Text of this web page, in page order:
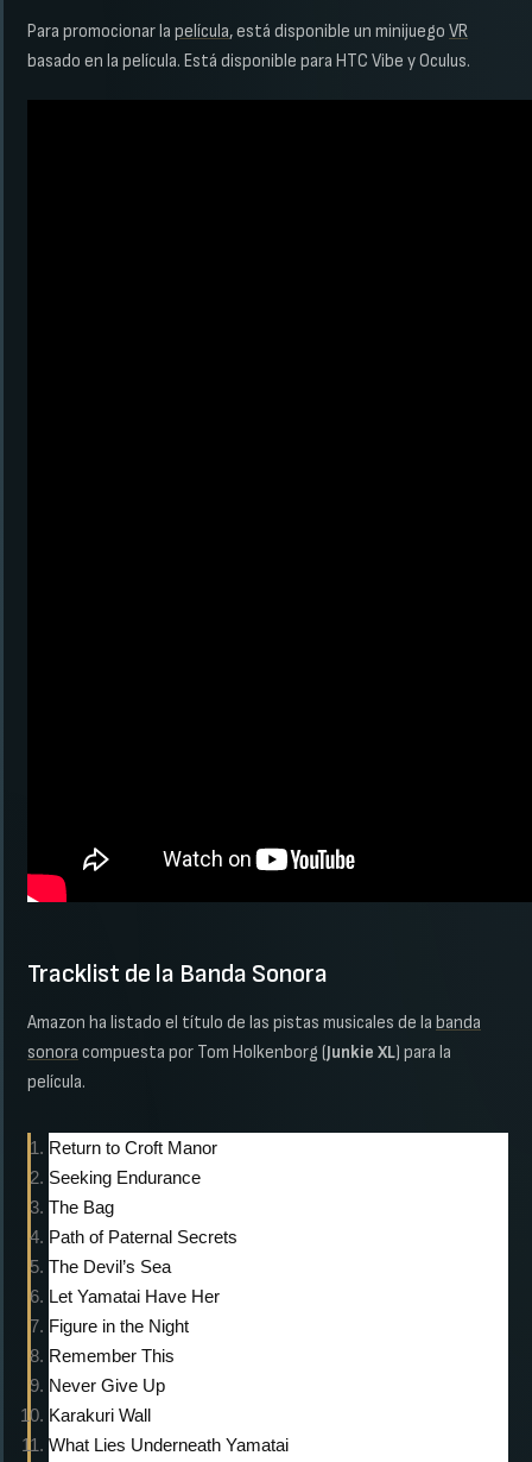
Para promocionar la película, está disponible un minijuego VR
basado en la película. Está disponible para HTC Vibe y Oculus.
Tracklist de la Banda Sonora
Amazon ha listado el título de las pistas musicales de la banda
sonora compuesta por Tom Holkenborg (Junkie XL) para la
película.
Return to Croft Manor
Seeking Endurance
The Bag
Path of Paternal Secrets
The Devil’s Sea
Let Yamatai Have Her
Figure in the Night
Remember This
Never Give Up
Karakuri Wall
What Lies Underneath Yamatai